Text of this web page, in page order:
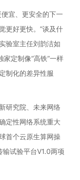
宜、更安全的下一
更好更快。”谈及什
验室主任刘韵洁如
家定制像“高铁”一样
制化的差异性服
研究院、未来网络
定性网络系统重大
首个云原生算网操
试验平台V1.0两项